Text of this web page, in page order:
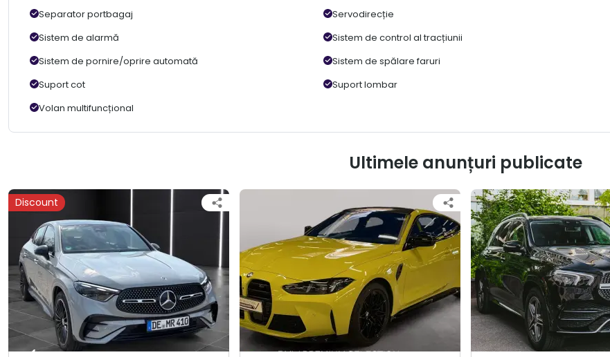
Separator portbagaj
Servodirecție
Sistem de alarmă
Sistem de control al tracțiunii
Sistem de pornire/oprire automată
Sistem de spălare faruri
Suport cot
Suport lombar
Volan multifuncțional
Ultimele anunțuri publicate
Discount